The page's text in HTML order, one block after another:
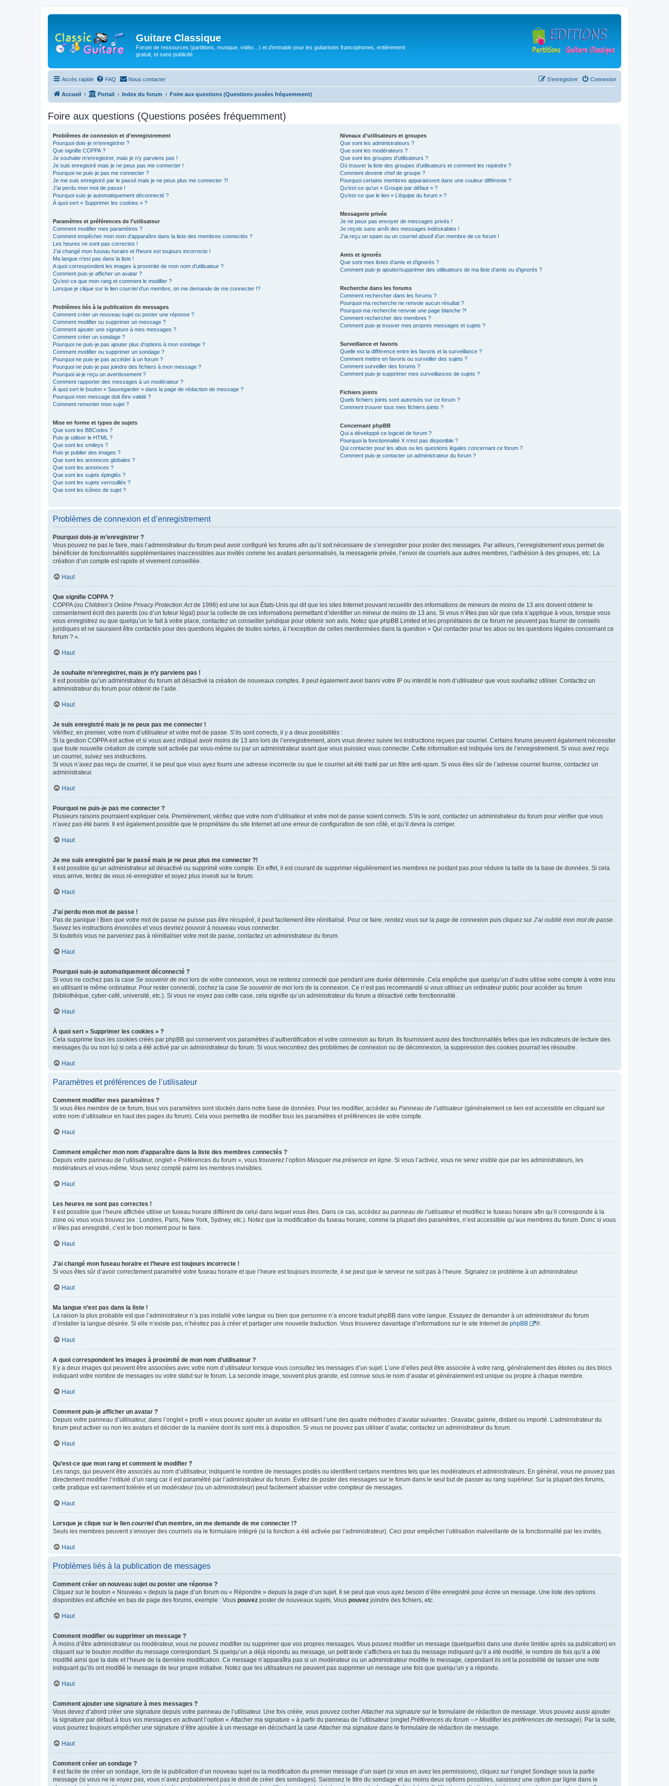
Guitare Classique
Forum de ressources (partitions, musique, vidéo…) et d'entraide pour les guitaristes francophones, entièrement
gratuit, et sans publicité.
Accès rapide FAQ Nous contacter Connexion
S’enregistrer
Accueil Portail Index du forum Foire aux questions (Questions posées fréquemment)
Foire aux questions (Questions posées fréquemment)
Problèmes de connexion et d’enregistrement
Pourquoi dois-je m’enregistrer ?
Que signifie COPPA ?
Je souhaite m’enregistrer, mais je n’y parviens pas !
Je suis enregistré mais je ne peux pas me connecter !
Pourquoi ne puis-je pas me connecter ?
Je me suis enregistré par le passé mais je ne peux plus me connecter ?!
J’ai perdu mon mot de passe !
Pourquoi suis-je automatiquement déconnecté ?
À quoi sert « Supprimer les cookies » ?
Paramètres et préférences de l’utilisateur
Comment modifier mes paramètres ?
Comment empêcher mon nom d’apparaître dans la liste des membres connectés ?
Les heures ne sont pas correctes !
J’ai changé mon fuseau horaire et l’heure est toujours incorrecte !
Ma langue n’est pas dans la liste !
A quoi correspondent les images à proximité de mon nom d’utilisateur ?
Comment puis-je afficher un avatar ?
Qu’est-ce que mon rang et comment le modifier ?
Lorsque je clique sur le lien courrield’un membre, on me demande de me connecter !?
Problèmes liés à la publication de messages
Comment créer un nouveau sujet ou poster une réponse ?
Comment modifier ou supprimer un message ?
Comment ajouter une signature à mes messages ?
Comment créer un sondage ?
Pourquoi ne puis-je pas ajouter plus d’options à mon sondage ?
Comment modifier ou supprimer un sondage ?
Pourquoi ne puis-je pas accéder à un forum ?
Pourquoi ne puis-je pas joindre des fichiers à mon message ?
Pourquoi ai-je reçu un avertissement ?
Comment rapporter des messages à un modérateur ?
À quoi sert le bouton « Sauvegarder » dans la page de rédaction de message ?
Pourquoi mon message doit être validé ?
Comment remonter mon sujet ?
Mise en forme et types de sujets
Que sont les BBCodes ?
Puis-je utiliser le HTML ?
Que sont les smileys ?
Puis-je publier des images ?
Que sont les annonces globales ?
Que sont les annonces ?
Que sont les sujets épinglés ?
Que sont les sujets verrouillés ?
Que sont les icônes de sujet ?
Niveaux d’utilisateurs et groupes
Que sont les administrateurs ?
Que sont les modérateurs ?
Que sont les groupes d’utilisateurs ?
Où trouver la liste des groupes d’utilisateurs et comment les rejoindre ?
Comment devenir chef de groupe ?
Pourquoi certains membres apparaissent dans une couleur différente ?
Qu’est-ce qu’un « Groupe par défaut » ?
Qu’est-ce que le lien « L’équipe du forum » ?
Messagerie privée
Je ne peux pas envoyer de messages privés !
Je reçois sans arrêt des messages indésirables !
J’ai reçu un spam ou un courriel abusif d’un membre de ce forum !
Amis et ignorés
Que sont mes listes d’amis et d’ignorés ?
Comment puis-je ajouter/supprimer des utilisateurs de ma liste d’amis ou d’ignorés ?
Recherche dans les forums
Comment rechercher dans les forums ?
Pourquoi ma recherche ne renvoie aucun résultat ?
Pourquoi ma recherche renvoie une page blanche ?!
Comment rechercher des membres ?
Comment puis-je trouver mes propres messages et sujets ?
Surveillance et favoris
Quelle est la différence entre les favoris et la surveillance ?
Comment mettre en favoris ou surveiller des sujets ?
Comment surveiller des forums ?
Comment puis-je supprimer mes surveillances de sujets ?
Fichiers joints
Quels fichiers joints sont autorisés sur ce forum ?
Comment trouver tous mes fichiers joints ?
Concernant phpBB
Qui a développé ce logiciel de forum ?
Pourquoi la fonctionnalité X n’est pas disponible ?
Qui contacter pour les abus ou les questions légales concernant ce forum ?
Comment puis-je contacter un administrateur du forum ?
Problèmes de connexion et d’enregistrement
Pourquoi dois-je m’enregistrer ?
Vous pouvez ne pas le faire, mais l’administrateur du forum peut avoir configuré les forums afin qu’il soit nécessaire de s’enregistrer pour poster des messages. Par ailleurs, l’enregistrement vous permet de
bénéficier de fonctionnalités supplémentaires inaccessibles aux invités comme les avatars personnalisés, la messagerie privée, l’envoi de courriels aux autres membres, l’adhésion à des groupes, etc. La
création d’un compte est rapide et vivement conseillée.
Haut
Que signifie COPPA ?
COPPA (ou Children’s Online Privacy Protection Actde 1998) est une loi aux États-Unis qui dit que les sites Internet pouvant recueillir des informations de mineurs de moins de 13 ans doivent obtenir le
consentement écrit des parents (ou d’un tuteur légal) pour la collecte de ces informations permettant d’identifier un mineur de moins de 13 ans. Si vous n’êtes pas sûr que cela s’applique à vous, lorsque vous
vous enregistrez ou que quelqu’un le fait à votre place, contactez un conseiller juridique pour obtenir son avis. Notez que phpBB Limited et les propriétaires de ce forum ne peuvent pas fournir de conseils
juridiques et ne sauraient être contactés pour des questions légales de toutes sortes, à l’exception de celles mentionnées dans la question « Qui contacter pour les abus ou les questions légales concernant ce
forum ? ».
Haut
Je souhaite m’enregistrer, mais je n’y parviens pas !
Il est possible qu’un administrateur du forum ait désactivé la création de nouveaux comptes. Il peut également avoir banni votre IP ou interdit le nom d’utilisateur que vous souhaitez utiliser. Contactez un
administrateur du forum pour obtenir de l’aide.
Haut
Je suis enregistré mais je ne peux pas me connecter !
Vérifiez, en premier, votre nom d’utilisateur et votre mot de passe. S’ils sont corrects, il y a deux possibilités :
Si la gestion COPPA est active et si vous avez indiqué avoir moins de 13 ans lors de l’enregistrement, alors vous devrez suivre les instructions reçues par courriel. Certains forums peuvent également nécessiter
que toute nouvelle création de compte soit activée par vous-même ou par un administrateur avant que vous puissiez vous connecter. Cette information est indiquée lors de l’enregistrement. Si vous avez reçu
un courriel, suivez ses instructions.
Si vous n’avez pas reçu de courriel, il se peut que vous ayez fourni une adresse incorrecte ou que le courriel ait été traité par un filtre anti-spam. Si vous êtes sûr de l’adresse courriel fournie, contactez un
administrateur.
Haut
Pourquoi ne puis-je pas me connecter ?
Plusieurs raisons pourraient expliquer cela. Premièrement, vérifiez que votre nom d’utilisateur et votre mot de passe soient corrects. S’ils le sont, contactez un administrateur du forum pour vérifier que vous
n’avez pas été banni. Il est également possible que le propriétaire du site Internet ait une erreur de configuration de son côté, et qu’il devra la corriger.
Haut
Je me suis enregistré par le passé mais je ne peux plus me connecter ?!
Il est possible qu’un administrateur ait désactivé ou supprimé votre compte. En effet, il est courant de supprimer régulièrement les membres ne postant pas pour réduire la taille de la base de données. Si cela
vous arrive, tentez de vous ré-enregistrer et soyez plus investi sur le forum.
Haut
J’ai perdu mon mot de passe !
Pas de panique ! Bien que votre mot de passe ne puisse pas être récupéré, il peut facilement être réinitialisé. Pour ce faire, rendez vous sur la page de connexion puis cliquez sur J’ai oublié mon mot de passe.
Suivez les instructions énoncées et vous devriez pouvoir à nouveau vous connecter.
Si toutefois vous ne parveniez pas à réinitialiser votre mot de passe, contactez un administrateur du forum.
Haut
Pourquoi suis-je automatiquement déconnecté ?
Si vous ne cochez pas la case Se souvenir de moi lors de votre connexion, vous ne resterez connecté que pendant une durée déterminée. Cela empêche que quelqu’un d’autre utilise votre compte à votre insu
en utilisant le même ordinateur. Pour rester connecté, cochez la case Se souvenir de moi lors de la connexion. Ce n’est pas recommandé si vous utilisez un ordinateur public pour accéder au forum
(bibliothèque, cyber-café, université, etc.). Si vous ne voyez pas cette case, cela signifie qu’un administrateur du forum a désactivé cette fonctionnalité.
Haut
À quoi sert « Supprimer les cookies » ?
Cela supprime tous les cookies créés par phpBB qui conservent vos paramètres d’authentification et votre connexion au forum. Ils fournissent aussi des fonctionnalités telles que les indicateurs de lecture des
messages (lu ou non lu) si cela a été activé par un administrateur du forum. Si vous rencontrez des problèmes de connexion ou de déconnexion, la suppression des cookies pourrait les résoudre.
Haut
Paramètres et préférences de l’utilisateur
Comment modifier mes paramètres ?
Si vous êtes membre de ce forum, tous vos paramètres sont stockés dans notre base de données. Pour les modifier, accédez au Panneau de l’utilisateur(généralement ce lien est accessible en cliquant sur
votre nom d’utilisateur en haut des pages du forum). Cela vous permettra de modifier tous les paramètres et préférences de votre compte.
Haut
Comment empêcher mon nom d’apparaître dans la liste des membres connectés ?
Depuis votre panneau de l’utilisateur, onglet « Préférences du forum », vous trouverez l’option Masquer ma présence en ligne. Si vous l’activez, vous ne serez visible que par les administrateurs, les
modérateurs et vous-même. Vous serez compté parmi les membres invisibles.
Haut
Les heures ne sont pas correctes !
Il est possible que l’heure affichée utilise un fuseau horaire différent de celui dans lequel vous êtes. Dans ce cas, accédez au panneau de l’utilisateuret modifiez le fuseau horaire afin qu’il corresponde à la
zone où vous vous trouvez (ex : Londres, Paris, New York, Sydney, etc.). Notez que la modification du fuseau horaire, comme la plupart des paramètres, n’est accessible qu’aux membres du forum. Donc si vous
n’êtes pas enregistré, c’est le bon moment pour le faire.
Haut
J’ai changé mon fuseau horaire et l’heure est toujours incorrecte !
Si vous êtes sûr d’avoir correctement paramétré votre fuseau horaire et que l’heure est toujours incorrecte, il se peut que le serveur ne soit pas à l’heure. Signalez ce problème à un administrateur.
Haut
Ma langue n’est pas dans la liste !
La raison la plus probable est que l’administrateur n’a pas installé votre langue ou bien que personne n’a encore traduit phpBB dans votre langue. Essayez de demander à un administrateur du forum
d’installer la langue désirée. Si elle n’existe pas, n’hésitez pas à créer et partager une nouvelle traduction. Vous trouverez davantage d’informations sur le site Internet de phpBB ®.
Haut
A quoi correspondent les images à proximité de mon nom d’utilisateur ?
Il y a deux images qui peuvent être associées avec votre nom d’utilisateur lorsque vous consultez les messages d’un sujet. L’une d’elles peut être associée à votre rang, généralement des étoiles ou des blocs
indiquant votre nombre de messages ou votre statut sur le forum. La seconde image, souvent plus grande, est connue sous le nom d’avatar et généralement est unique ou propre à chaque membre.
Haut
Comment puis-je afficher un avatar ?
Depuis votre panneau d’utilisateur, dans l’onglet « profil » vous pouvez ajouter un avatar en utilisant l’une des quatre méthodes d’avatar suivantes : Gravatar, galerie, distant ou importé. L’administrateur du
forum peut activer ou non les avatars et décider de la manière dont ils sont mis à disposition. Si vous ne pouvez pas utiliser d’avatar, contactez un administrateur du forum.
Haut
Qu’est-ce que mon rang et comment le modifier ?
Les rangs, qui peuvent être associés au nom d’utilisateur, indiquent le nombre de messages postés ou identifient certains membres tels que les modérateurs et administrateurs. En général, vous ne pouvez pas
directement modifier l’intitulé d’un rang car il est paramétré par l’administrateur du forum. Évitez de poster des messages sur le forum dans le seul but de passer au rang supérieur. Sur la plupart des forums,
cette pratique est rarement tolérée et un modérateur (ou un administrateur) peut facilement abaisser votre compteur de messages.
Haut
Lorsque je clique sur le lien courrield’un membre, on me demande de me connecter !?
Seuls les membres peuvent s’envoyer des courriels via le formulaire intégré (si la fonction a été activée par l’administrateur). Ceci pour empêcher l’utilisation malveillante de la fonctionnalité par les invités.
Haut
Problèmes liés à la publication de messages
Comment créer un nouveau sujet ou poster une réponse ?
Cliquez sur le bouton « Nouveau » depuis la page d’un forum ou « Répondre » depuis la page d’un sujet. Il se peut que vous ayez besoin d’être enregistré pour écrire un message. Une liste des options
disponibles est affichée en bas de page des forums, exemple : Vous pouvez poster de nouveaux sujets, Vous pouvez joindre des fichiers, etc.
Haut
Comment modifier ou supprimer un message ?
À moins d’être administrateur ou modérateur, vous ne pouvez modifier ou supprimer que vos propres messages. Vous pouvez modifier un message (quelquefois dans une durée limitée après sa publication) en
cliquant sur le bouton modifierdu message correspondant. Si quelqu’un a déjà répondu au message, un petit texte s’affichera en bas du message indiquant qu’il a été modifié, le nombre de fois qu’il a été
modifié ainsi que la date et l’heure de la dernière modification. Ce message n’apparaîtra pas si un modérateur ou un administrateur modifie le message, cependant ils ont la possibilité de laisser une note
indiquant qu’ils ont modifié le message de leur propre initiative. Notez que les utilisateurs ne peuvent pas supprimer un message une fois que quelqu’un y a répondu.
Haut
Comment ajouter une signature à mes messages ?
Vous devez d’abord créer une signature depuis votre panneau de l’utilisateur. Une fois créée, vous pouvez cocherAttacher ma signature sur le formulaire de rédaction de message. Vous pouvez aussi ajouter
la signature par défaut à tous vos messages en activant l’option « Attacher ma signature » à partir du panneau de l’utilisateur (ongletPréférences du forum --> Modifier les préférences de message). Par la suite,
vous pourrez toujours empêcher une signature d’être ajoutée à un message en décochant la caseAttacher ma signature dans le formulaire de rédaction de message.
Haut
Comment créer un sondage ?
Il est facile de créer un sondage, lors de la publication d’un nouveau sujet ou la modification du premier message d’un sujet (si vous en avez les permissions), cliquez sur l’ongletSondage sous la partie
message (si vous ne le voyez pas, vous n’avez probablement pas le droit de créer des sondages). Saisissez le titre du sondage et au moins deux options possibles, saisissez une option par ligne dans le